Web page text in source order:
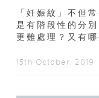
「妊娠紋」不但
是有階段性的分
更難處理？又有
15th October, 2019